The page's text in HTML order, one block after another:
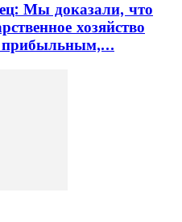
Мы доказали, что
хозяйство
прибыльным,…